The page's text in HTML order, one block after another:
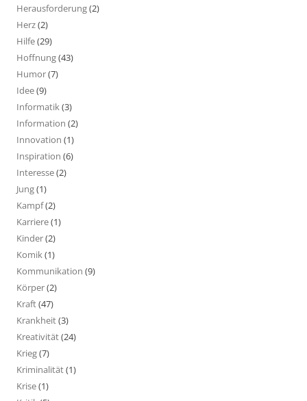
Herausforderung(2)
Herz(2)
Hilfe(29)
Hoffnung(43)
Humor(7)
Idee(9)
Informatik(3)
Information (2)
Innovation (1)
Inspiration (6)
Interesse(2)
Jung(1)
Kampf(2)
Karriere(1)
Kinder(2)
Komik(1)
Kommunikation (9)
Körper(2)
Kraft(47)
Krankheit(3)
Kreativität(24)
Krieg(7)
Kriminalität(1)
Krise(1)